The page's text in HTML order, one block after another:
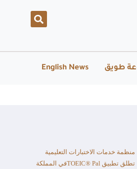
طويق English News
منظمة خدمات الاختبارات التعليمية
تطلق تطبيق TOEIC® Palفي المملكة